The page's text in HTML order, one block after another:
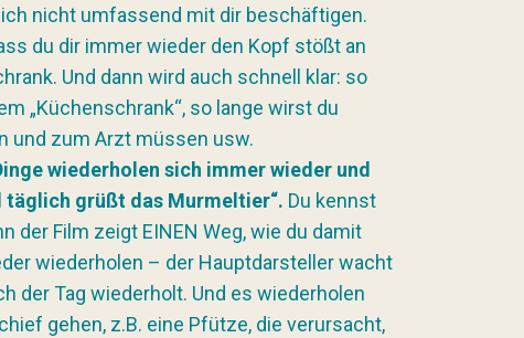
nicht umfassend mit dir beschäftigen.
du dir immer wieder den Kopf stößt an
Und dann wird auch schnell klar: so
„Küchenschrank“, so lange wirst du
und zum Arzt müssen usw.
wiederholen sich immer wieder und
täglich grüßt das Murmeltier“. Du kennst
der Film zeigt EINEN Weg, wie du damit
wiederholen – der Hauptdarsteller wacht
der Tag wiederholt. Und es wiederholen
gehen, z.B. eine Pfütze, die verursacht,